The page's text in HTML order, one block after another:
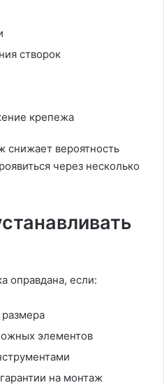
створок
крепежа
снижает вероятность
через несколько
оправдана, если:
элементов
на монтаж